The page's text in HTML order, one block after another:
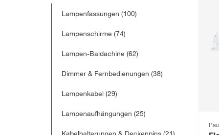
Lampenfassungen (100)
Lampenschirme (74)
Lampen-Baldachine (62)
Dimmer & Fernbedienungen (38)
Lampenkabel (29)
Lampenaufhängungen (25)